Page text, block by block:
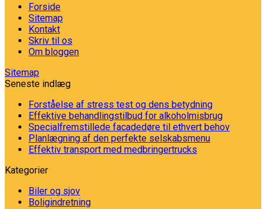
Forside
Sitemap
Kontakt
Skriv til os
Om bloggen
Sitemap
Seneste indlæg
Forståelse af stress test og dens betydning
Effektive behandlingstilbud for alkoholmisbrug
Specialfremstillede facadedøre til ethvert behov
Planlægning af den perfekte selskabsmenu
Effektiv transport med medbringertrucks
Kategorier
Biler og sjov
Boligindretning